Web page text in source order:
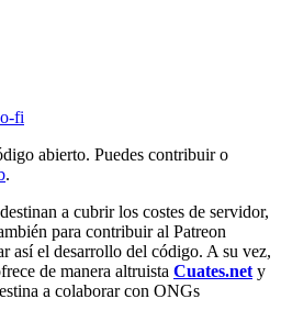
fi
abierto. Puedes contribuir o
.
a cubrir los costes de servidor,
para contribuir al Patreon
así el desarrollo del código. A su vez,
de manera altruista Cuates.net y
a colaborar con ONGs